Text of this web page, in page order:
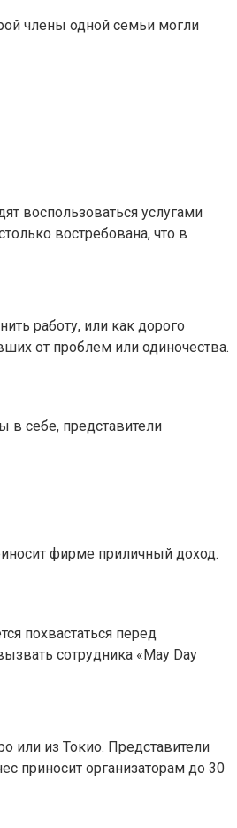
члены одной семьи могли
воспользоваться услугами
востребована, что в
работу, или как дорого
от проблем или одиночества.
в себе, представители
фирме приличный доход.
похвастаться перед
сотрудника «May Day
или из Токио. Представители
приносит организаторам до 30